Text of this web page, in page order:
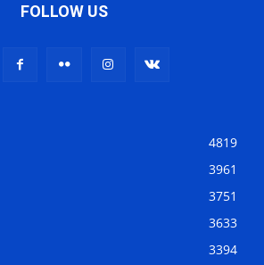
FOLLOW US
4819
3961
3751
3633
3394